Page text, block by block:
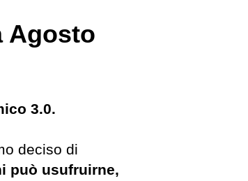
Agosto
3.0.
deciso di
può usufruirne,